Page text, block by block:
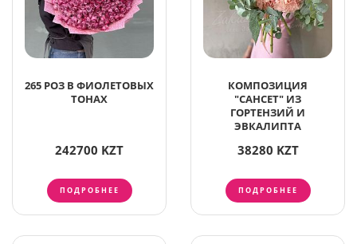
265 РОЗ В ФИОЛЕТОВЫХ
ТОНАХ
242700 KZT
ПОДРОБНЕЕ
КОМПОЗИЦИЯ
"САНСЕТ" ИЗ
ГОРТЕНЗИЙ И
ЭВКАЛИПТА
38280 KZT
ПОДРОБНЕЕ